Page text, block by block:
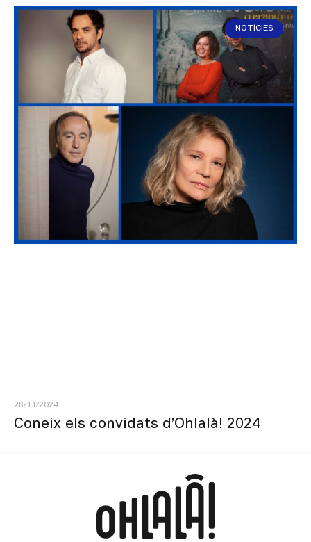
NOTÍCIES
Coneix els convidats d’Ohlalà! 2024
28/11/2024